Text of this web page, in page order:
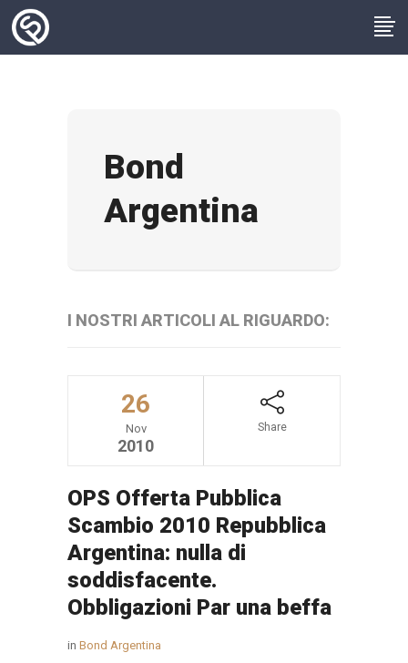
Bond
Argentina
I NOSTRI ARTICOLI AL RIGUARDO:
26
Nov
2010
Share
OPS Offerta Pubblica
Scambio 2010 Repubblica
Argentina: nulla di
soddisfacente.
Obbligazioni Par una beffa
in Bond Argentina